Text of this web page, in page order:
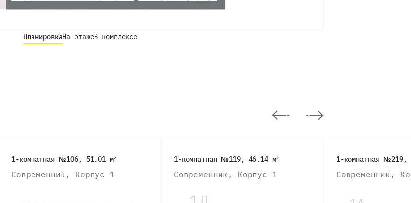
ПланировкаНа этажеВ комплексе
1-комнатная №106, 51.01 м²
Современник, Корпус 1
1-комнатная №119, 46.14 м²
Современник, Корпус 1
1-комнатная №219,
Современник,